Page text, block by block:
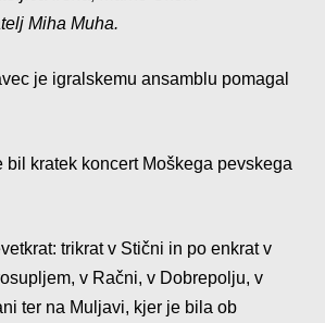
Miha Muha.
je igralskemu ansamblu pomagal
bil kratek koncert Moškega pevskega
trikrat v Stični in po enkrat v
v Račni, v Dobrepolju, v
ter na Muljavi, kjer je bila ob